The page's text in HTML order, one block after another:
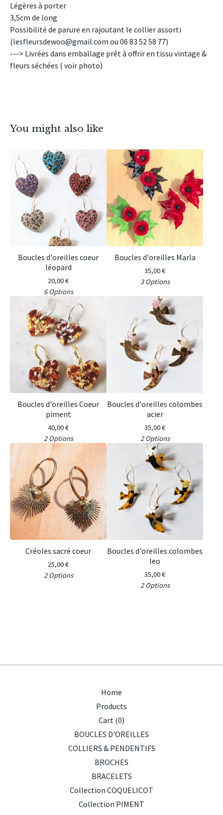
Légères à porter
3,5cm de long
Possibilité de parure en rajoutant le collier assorti
(lesfleursdewoo@gmail.com ou 06 83 52 58 77)
---> Livrées dans emballage prêt à offrir en tissu vintage &
fleurs séchées ( voir photo)
You might also like
Boucles d'oreilles coeur
léopard
20,00€
6 Options
Boucles d'oreilles Marla
35,00€
3 Options
Boucles d'oreilles Coeur
piment
40,00€
2 Options
Boucles d'oreilles colombes
acier
35,00€
2 Options
Créoles sacré coeur
25,00€
2 Options
Boucles d'oreilles colombes
leo
35,00€
2 Options
Home
Products
Cart (0)
BOUCLES D'OREILLES
COLLIERS & PENDENTIFS
BROCHES
BRACELETS
Collection COQUELICOT
Collection PIMENT